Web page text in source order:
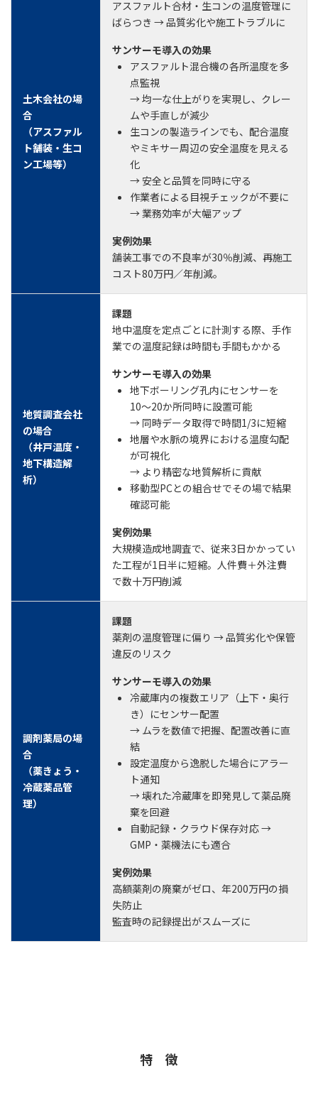
土木会社の場
合
（アスファル
ト舗装・生コ
ン工場等）
アスファルト合材・生コンの温度管理に
ばらつき → 品質劣化や施工トラブルに
サンサーモ導入の効果
アスファルト混合機の各所温度を多
点監視
→ 均一な仕上がりを実現し、クレー
ムや手直しが減少
生コンの製造ラインでも、配合温度
やミキサー周辺の安全温度を見える
化
→ 安全と品質を同時に守る
作業者による目視チェックが不要に
→ 業務効率が大幅アップ
実例効果
舗装工事での不良率が30％削減、再施工
コスト80万円／年削減。
地質調査会社
の場合
（井戸温度・
地下構造解
析）
課題
地中温度を定点ごとに計測する際、手作
業での温度記録は時間も手間もかかる
サンサーモ導入の効果
地下ボーリング孔内にセンサーを
10〜20か所同時に設置可能
→ 同時データ取得で時間1/3に短縮
地層や水脈の境界における温度勾配
が可視化
→ より精密な地質解析に貢献
移動型PCとの組合せでその場で結果
確認可能
実例効果
大規模造成地調査で、従来3日かかってい
た工程が1日半に短縮。人件費＋外注費
で数十万円削減
調剤薬局の場
合
（薬きょう・
冷蔵薬品管
理）
課題
薬剤の温度管理に偏り → 品質劣化や保管
違反のリスク
サンサーモ導入の効果
冷蔵庫内の複数エリア（上下・奥行
き）にセンサー配置
→ ムラを数値で把握、配置改善に直
結
設定温度から逸脱した場合にアラー
ト通知
→ 壊れた冷蔵庫を即発見して薬品廃
棄を回避
自動記録・クラウド保存対応 →
GMP・薬機法にも適合
実例効果
高額薬剤の廃棄がゼロ、年200万円の損
失防止
監査時の記録提出がスムーズに
特 徴